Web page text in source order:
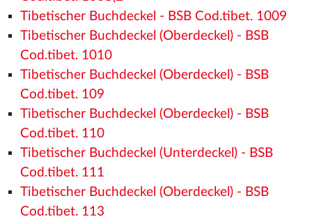
Tibetischer Buchdeckel - BSB Cod.tibet. 1009
Tibetischer Buchdeckel (Oberdeckel) - BSB
Cod.tibet. 1010
Tibetischer Buchdeckel (Oberdeckel) - BSB
Cod.tibet. 109
Tibetischer Buchdeckel (Oberdeckel) - BSB
Cod.tibet. 110
Tibetischer Buchdeckel (Unterdeckel) - BSB
Cod.tibet. 111
Tibetischer Buchdeckel (Oberdeckel) - BSB
Cod.tibet. 113